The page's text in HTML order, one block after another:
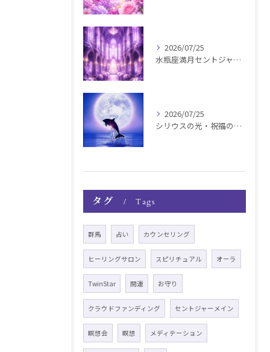
2026/07/25
水瓶座満月セントジャーメインGSVF遠隔お知らせ
2026/07/25
シリウスの光・祝福の波動チャージ遠隔お知らせ〜銀河新年〜
タグ Tags
群馬 占い カウンセリング
ヒーリングサロン スピリチュアル オーラ
TwinStar 開運 お守り
クラウドファンディング セントジャーメイン
瞑想会 瞑想 メディテーション